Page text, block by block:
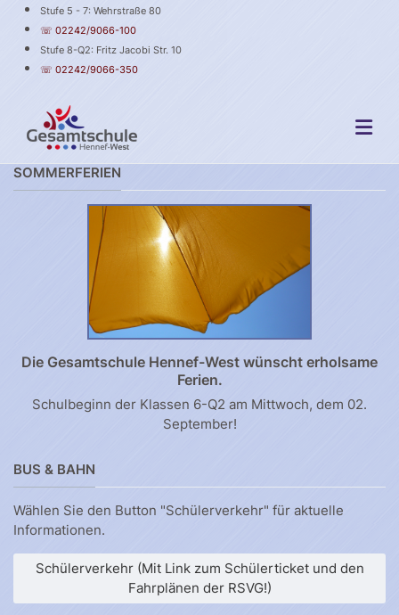
Stufe 5 - 7: Wehrstraße 80
☏ 02242/9066-100
Stufe 8-Q2: Fritz Jacobi Str. 10
☏ 02242/9066-350
SOMMERFERIEN
Die Gesamtschule Hennef-West wünscht erholsame
Ferien.
Schulbeginn der Klassen 6-Q2 am Mittwoch, dem 02.
September!
BUS & BAHN
Wählen Sie den Button "Schülerverkehr" für aktuelle
Informationen.
Schülerverkehr (Mit Link zum Schülerticket und den
Fahrplänen der RSVG!)